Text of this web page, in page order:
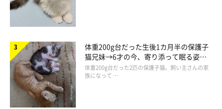
体重200g台だった生後1カ月半の保護子
猫兄妹→6才の今、寄り添って眠る姿に
ほっこり！
体重200g台だった2匹の保護子猫。飼い主さんの家
族になって …